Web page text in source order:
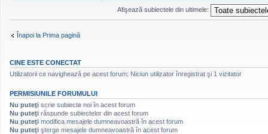
Afişează subiectele din ultimele:
Înapoi la Prima pagină
CINE ESTE CONECTAT
Utilizatorii ce navighează pe acest forum: Niciun utilizator înregistrat şi 1 vizitator
PERMISIUNILE FORUMULUI
Nu puteţi scrie subiecte noi în acest forum
Nu puteţi răspunde subiectelor din acest forum
Nu puteţi modifica mesajele dumneavoastră în acest forum
Nu puteţi şterge mesajele dumneavoastră în acest forum